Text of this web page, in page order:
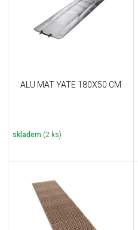
ALU MAT YATE 180X50 CM
skladem (2 ks)